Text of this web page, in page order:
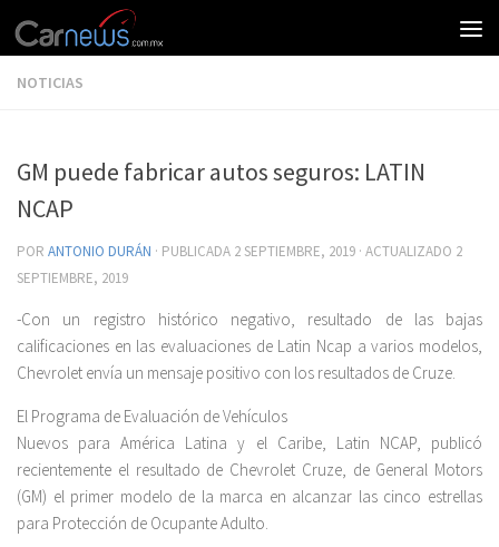
NOTICIAS
GM puede fabricar autos seguros: LATIN
NCAP
POR ANTONIO DURÁN · PUBLICADA 2 SEPTIEMBRE, 2019 · ACTUALIZADO 2
SEPTIEMBRE, 2019
-Con un registro histórico negativo, resultado de las bajas
calificaciones en las evaluaciones de Latin Ncap a varios modelos,
Chevrolet envía un mensaje positivo con los resultados de Cruze.
El Programa de Evaluación de Vehículos
Nuevos para América Latina y el Caribe, Latin NCAP, publicó
recientemente el resultado de Chevrolet Cruze, de General Motors
(GM) el primer modelo de la marca en alcanzar las cinco estrellas
para Protección de Ocupante Adulto.